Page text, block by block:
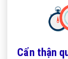
Cẩn thận